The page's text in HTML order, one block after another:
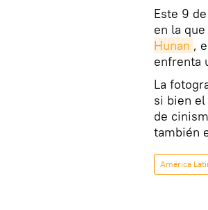
Este 9
en la
Hunan ,
enfrenta
La
si bien
de
también
América